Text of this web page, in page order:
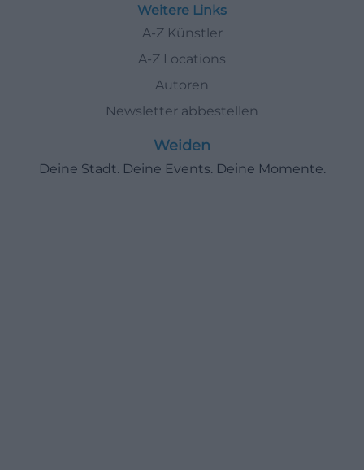
Weitere Links
A-Z Künstler
A-Z Locations
Autoren
Newsletter abbestellen
Weiden
Deine Stadt. Deine Events. Deine Momente.